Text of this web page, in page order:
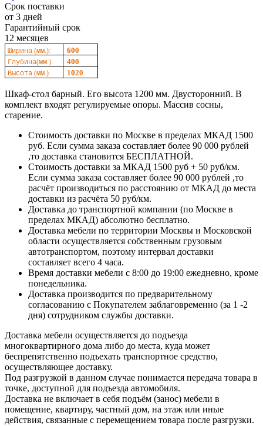
Срок поставки
от 3 дней
Гарантийный срок
12 месяцев
Ширина (мм .): 600
Глубина(мм .): 400
Высота (мм .): 1020
Шкаф-стол барный. Его высота 1200 мм. Двусторонний. В
комплект входят регулируемые опоры. Массив сосны,
старение.
Стоимость доставки по Москве в пределах МКАД 1500
руб. Если сумма заказа составляет более 90 000 рублей
,то доставка становится БЕСПЛАТНОЙ.
Стоимость доставки за МКАД 1500 руб + 50 руб/км.
Если сумма заказа составляет более 90 000 рублей ,то
расчёт производиться по расстоянию от МКАД до места
доставки из расчёта 50 руб/км.
Доставка до транспортной компании (по Москве в
пределах МКАД) абсолютно бесплатно.
Доставка мебели по территории Москвы и Московской
области осуществляется собственным грузовым
автотранспортом, поэтому интервал доставки
составляет всего 4 часа.
Время доставки мебели с 8:00 до 19:00 ежедневно, кроме
понедельника.
Доставка производится по предварительному
согласованию с Покупателем заблаговременно (за 1 -2
дня) сотрудником службы доставки.
Доставка мебели осуществляется до подъезда
многоквартирного дома либо до места, куда может
беспрепятственно подъехать транспортное средство,
осуществляющее доставку.
Под разгрузкой в данном случае понимается передача товара в
точке, доступной для подъезда автомобиля.
Доставка не включает в себя подъём (занос) мебели в
помещение, квартиру, частный дом, на этаж или иные
действия, связанные с перемещением товара после разгрузки.